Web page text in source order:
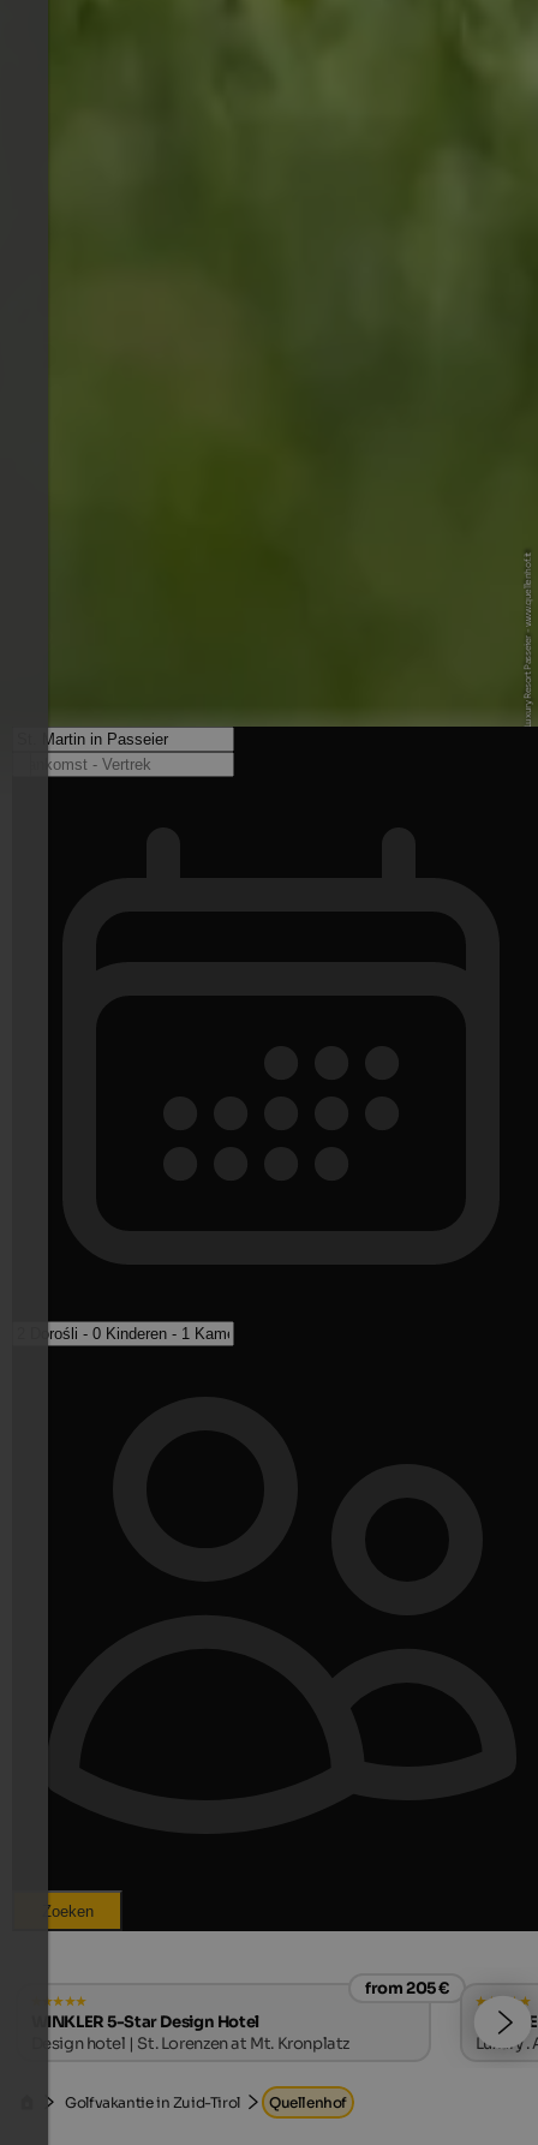
© Quellenhof Luxury Resort Passeier - www.quellenhof.it
Zoeken
from 205 €
WINKLER 5-Star Design Hotel
Design hotel | St. Lorenzen at Mt. Kronplatz
Luxury .
Golfvakantie in Zuid-Tirol Quellenhof